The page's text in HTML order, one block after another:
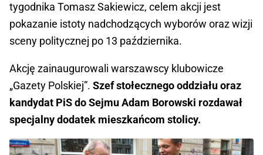
tygodnika Tomasz Sakiewicz, celem akcji jest
pokazanie istoty nadchodzących wyborów oraz wizji
sceny politycznej po 13 października.
Akcję zainaugurowali warszawscy klubowicze
„Gazety Polskiej”. Szef stołecznego oddziału oraz
kandydat PiS do Sejmu Adam Borowski rozdawał
specjalny dodatek mieszkańcom stolicy.